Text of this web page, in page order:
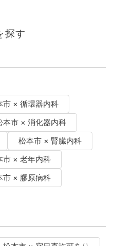
探す
市 × 循環器内科
本市 × 消化器内科
松本市 × 腎臓内科
市 × 老年内科
市 × 膠原病科